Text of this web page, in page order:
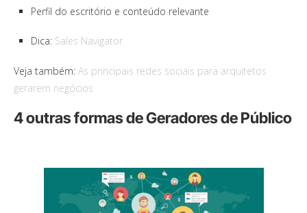
Perfil do escritório e conteúdo relevante
Dica: Sales Navigator
Veja também: As principais redes sociais para arquitetos
gerarem negócios
4 outras formas de Geradores de Público